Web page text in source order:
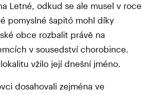
Letné, odkud se ale musel v roce
pomyslné šapitó mohl díky
obce rozbalit právě na
v sousedství chorobince.
vžilo její dnešní jméno.
dosahovali zejména ve